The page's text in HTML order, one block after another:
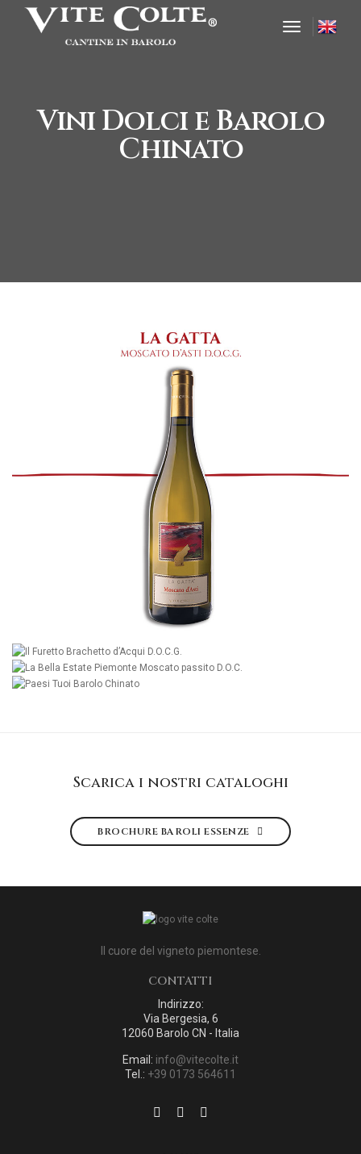
toggle
Vini Dolci e Barolo
Chinato
SCOPRI
SCOPRI
Scarica i nostri cataloghi
BROCHURE BAROLI ESSENZE
Il cuore del vigneto piemontese.
CONTATTI
Indirizzo:
Via Bergesia, 6
12060 Barolo CN - Italia
Email: info@vitecolte.it
Tel.: +39 0173 564611